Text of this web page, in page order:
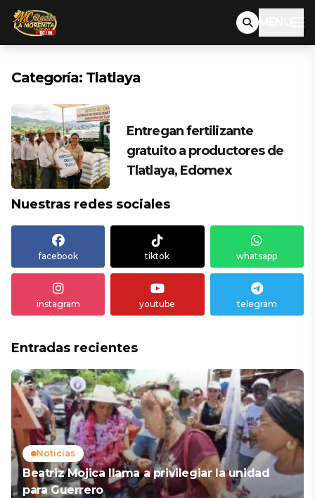
MENU
Categoría: Tlatlaya
Entregan fertilizante
gratuito a productores de
Tlatlaya, Edomex
Nuestras redes sociales
facebook tiktok whatsapp
instagram youtube telegram
Entradas recientes
Noticias
Beatriz Mojica llama a privilegiar la unidad
para Guerrero